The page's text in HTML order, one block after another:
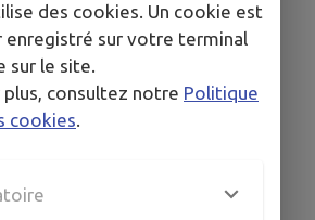
placé en vigilance orange
➡️ Conformément aux
de la
le Plan Communal de
(PCS) est activé et un
des Rencontres – Place de
des cookies. Un cookie est
enregistré sur votre terminal
sur le site.
plus, consultez notre Politique
cookies.